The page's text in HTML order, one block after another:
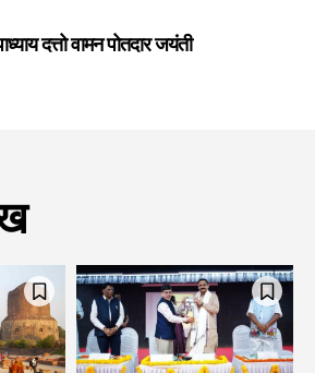
दत्तो वामन पोतदार जयंती